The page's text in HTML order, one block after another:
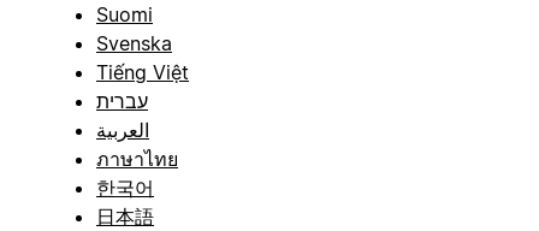
Suomi
Svenska
Tiếng Việt
עברית
العربية
ภาษาไทย
한국어
日本語